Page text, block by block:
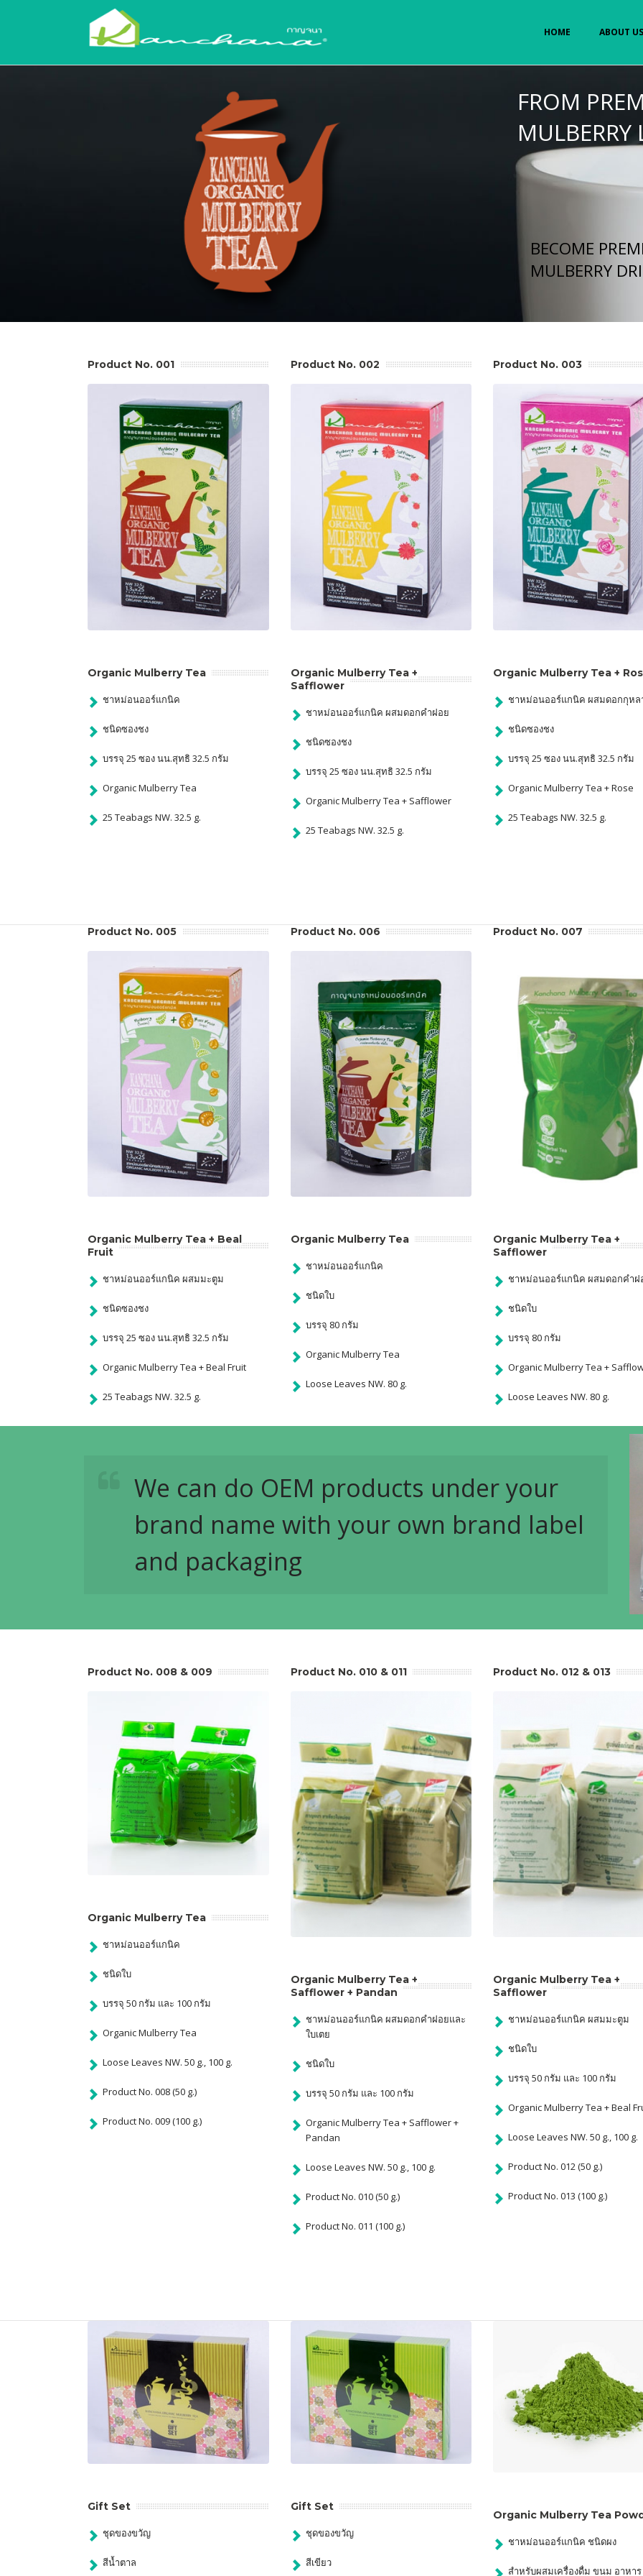
HOME ABOUT US
FROM
MULBERRY
BECOME
MULBERRY
Product No. 001
Organic Mulberry Tea
ชาหม่อนออร์แกนิค
ชนิดซองชง
บรรจุ 25 ซอง นน.สุทธิ 32.5 กรัม
Organic Mulberry Tea
25 Teabags NW. 32.5 g.
Product No. 002
Organic Mulberry Tea +
Safflower
ชาหม่อนออร์แกนิค ผสมดอกคำฝอย
ชนิดซองชง
บรรจุ 25 ซอง นน.สุทธิ 32.5 กรัม
Organic Mulberry Tea + Safflower
25 Teabags NW. 32.5 g.
Product No. 003
Organic Mulberry Tea +
ชาหม่อนออร์แกนิค ผสมดอกกุหล
ชนิดซองชง
บรรจุ 25 ซอง นน.สุทธิ 32.5 กรัม
Organic Mulberry Tea + Rose
25 Teabags NW. 32.5 g.
Product No. 005
Organic Mulberry Tea + Beal
Fruit
ชาหม่อนออร์แกนิค ผสมมะตูม
ชนิดซองชง
บรรจุ 25 ซอง นน.สุทธิ 32.5 กรัม
Organic Mulberry Tea + Beal Fruit
25 Teabags NW. 32.5 g.
Product No. 006
Organic Mulberry Tea
ชาหม่อนออร์แกนิค
ชนิดใบ
บรรจุ 80 กรัม
Organic Mulberry Tea
Loose Leaves NW. 80 g.
Product No. 007
Organic Mulberry Tea +
Safflower
ชาหม่อนออร์แกนิค ผสมดอกคำฝ
ชนิดใบ
บรรจุ 80 กรัม
Organic Mulberry Tea +
Loose Leaves NW. 80 g.
We can do OEM products under your
brand name with your own brand label
and packaging
Product No. 008 & 009
Organic Mulberry Tea
ชาหม่อนออร์แกนิค
ชนิดใบ
บรรจุ 50 กรัม และ 100 กรัม
Organic Mulberry Tea
Loose Leaves NW. 50 g., 100 g.
Product No. 008 (50 g.)
Product No. 009 (100 g.)
Product No. 010 & 011
Organic Mulberry Tea +
Safflower + Pandan
ชาหม่อนออร์แกนิค ผสมดอกคำฝอยและ
ใบเตย
ชนิดใบ
บรรจุ 50 กรัม และ 100 กรัม
Organic Mulberry Tea + Safflower +
Pandan
Loose Leaves NW. 50 g., 100 g.
Product No. 010 (50 g.)
Product No. 011 (100 g.)
Product No. 012 & 013
Organic Mulberry Tea +
Safflower
ชาหม่อนออร์แกนิค ผสมมะตูม
ชนิดใบ
บรรจุ 50 กรัม และ 100 กรัม
Organic Mulberry Tea + Beal
Loose Leaves NW. 50 g., 100 g.
Product No. 012 (50 g.)
Product No. 013 (100 g.)
Gift Set
ชุดของขวัญ
สีน้ำตาล
Gift Set
ชุดของขวัญ
สีเขียว
Organic Mulberry Tea
ชาหม่อนออร์แกนิค ชนิดผง
สำหรับผสมเครื่องดื่ม ขนม อาหาร